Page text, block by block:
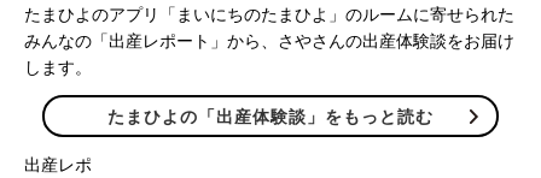
たまひよのアプリ「まいにちのたまひよ」のルームに寄せられた
みんなの「出産レポート」から、さやさんの出産体験談をお届け
します。
たまひよの「出産体験談」をもっと読む
出産レポ